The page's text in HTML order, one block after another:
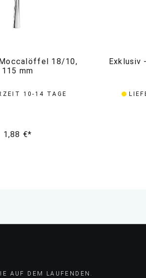
18/10,
115 mm
10-14 TAGE
1,88 €*
Exklusiv
AUF DEM LAUFENDEN.